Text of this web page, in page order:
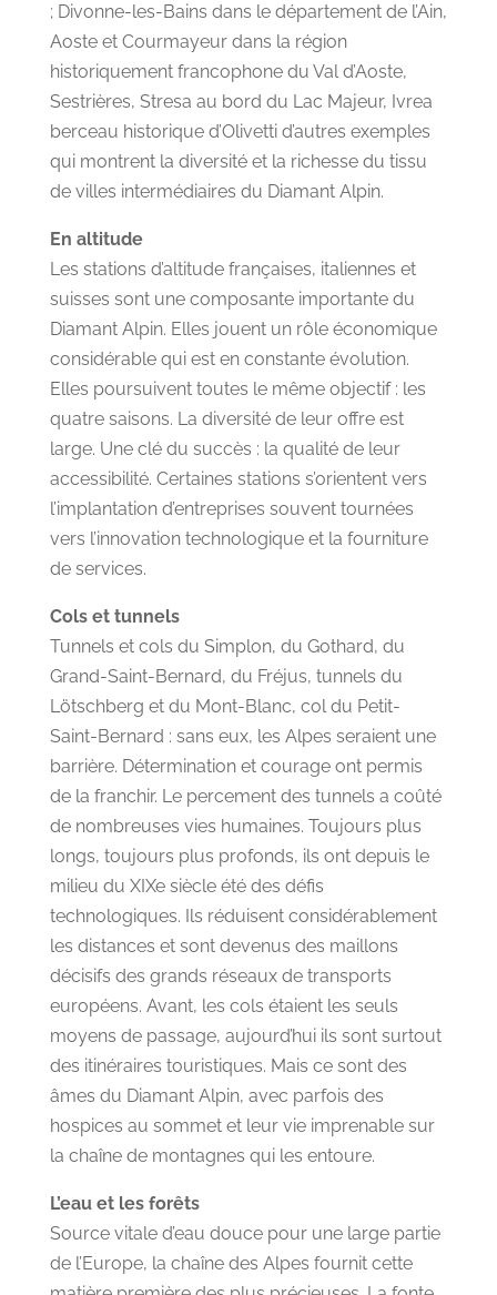
; Divonne-les-Bains dans le département de l’Ain,
Aoste et Courmayeur dans la région
historiquement francophone du Val d’Aoste,
Sestrières, Stresa au bord du Lac Majeur, Ivrea
berceau historique d’Olivetti d’autres exemples
qui montrent la diversité et la richesse du tissu
de villes intermédiaires du Diamant Alpin.
En altitude
Les stations d’altitude françaises, italiennes et
suisses sont une composante importante du
Diamant Alpin. Elles jouent un rôle économique
considérable qui est en constante évolution.
Elles poursuivent toutes le même objectif : les
quatre saisons. La diversité de leur offre est
large. Une clé du succès : la qualité de leur
accessibilité. Certaines stations s’orientent vers
l’implantation d’entreprises souvent tournées
vers l’innovation technologique et la fourniture
de services.
Cols et tunnels
Tunnels et cols du Simplon, du Gothard, du
Grand-Saint-Bernard, du Fréjus, tunnels du
Lötschberg et du Mont-Blanc, col du Petit-
Saint-Bernard : sans eux, les Alpes seraient une
barrière. Détermination et courage ont permis
de la franchir. Le percement des tunnels a coûté
de nombreuses vies humaines. Toujours plus
longs, toujours plus profonds, ils ont depuis le
milieu du XIXe siècle été des défis
technologiques. Ils réduisent considérablement
les distances et sont devenus des maillons
décisifs des grands réseaux de transports
européens. Avant, les cols étaient les seuls
moyens de passage, aujourd’hui ils sont surtout
des itinéraires touristiques. Mais ce sont des
âmes du Diamant Alpin, avec parfois des
hospices au sommet et leur vie imprenable sur
la chaîne de montagnes qui les entoure.
L’eau et les forêts
Source vitale d’eau douce pour une large partie
de l’Europe, la chaîne des Alpes fournit cette